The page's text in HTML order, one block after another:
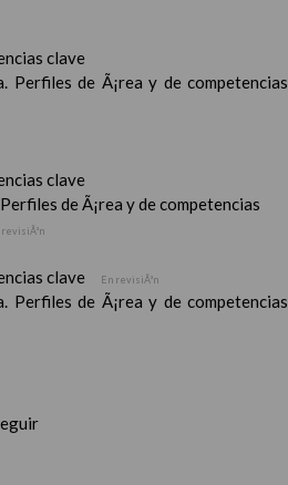
clave
Perfiles de Ã¡rea y de competencias
clave
de Ã¡rea y de competencias
revisiÃ³n
clave En revisiÃ³n
Perfiles de Ã¡rea y de competencias